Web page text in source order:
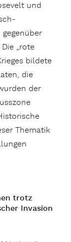
und
„rote
bildete
die
der
Thematik
trotz
Invasion